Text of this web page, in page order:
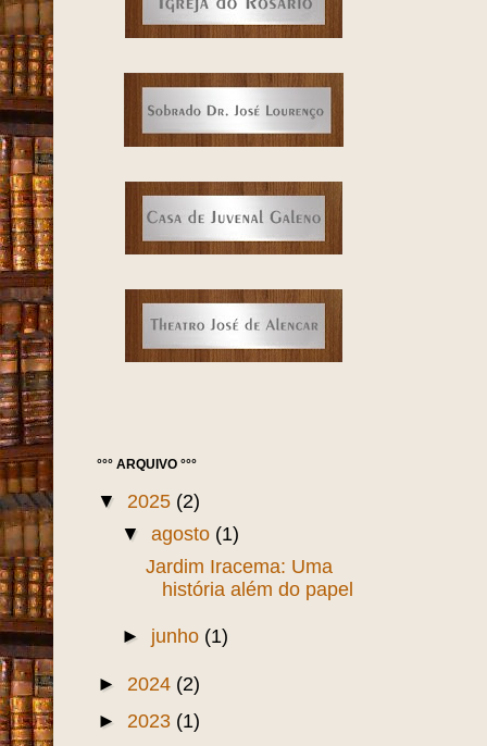
°°° ARQUIVO °°°
▼ 2025 (2)
▼ agosto (1)
Jardim Iracema: Uma
história além do papel
► junho (1)
► 2024 (2)
► 2023 (1)